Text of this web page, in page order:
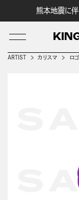
熊本地震に
ARTIST カリスマ ロ